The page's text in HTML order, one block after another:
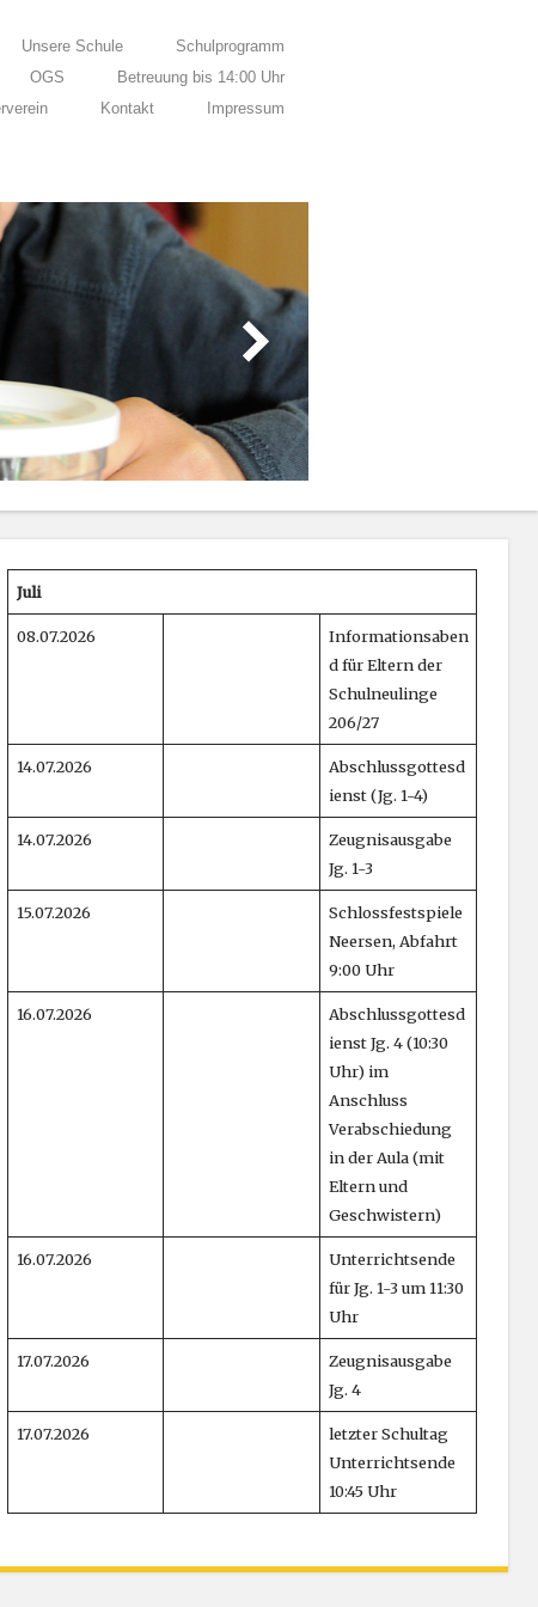
Unsere Schule
Schulprogramm
OGS
Betreuung bis 14:00 Uhr
Kontakt Impressum
Juli
08.07.2026
Informationsaben
d für Eltern der
Schulneulinge
206/27
14.07.2026
Abschlussgottesd
ienst (Jg. 1-4)
14.07.2026
Zeugnisausgabe
Jg. 1-3
15.07.2026
Schlossfestspiele
Neersen, Abfahrt
9:00 Uhr
16.07.2026
Abschlussgottesd
ienst Jg. 4 (10:30
Uhr) im
Anschluss
Verabschiedung
in der Aula (mit
Eltern und
Geschwistern)
16.07.2026
Unterrichtsende
für Jg. 1-3 um 11:30
Uhr
17.07.2026
Zeugnisausgabe
Jg. 4
17.07.2026
letzter Schultag
Unterrichtsende
10:45 Uhr